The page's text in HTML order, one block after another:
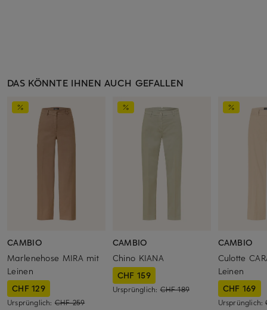
DAS KÖNNTE IHNEN AUCH GEFALLEN
CAMBIO
Marlenehose MIRA mit
Leinen
CHF 129
Ursprünglich: CHF 259
CAMBIO
Chino KIANA
CHF 159
Ursprünglich:CHF 189
CAMBIO
Culotte
Leinen
CHF 169
Ursprünglich: